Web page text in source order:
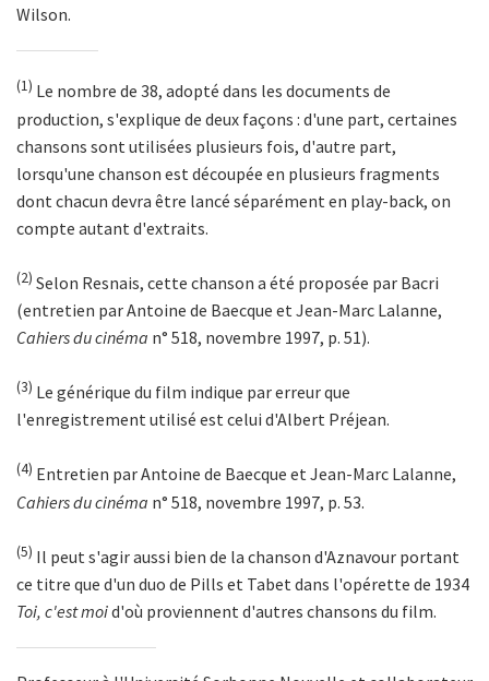
Wilson.
(1) Le nombre de 38, adopté dans les documents de
production, s'explique de deux façons : d'une part, certaines
chansons sont utilisées plusieurs fois, d'autre part,
lorsqu'une chanson est découpée en plusieurs fragments
dont chacun devra être lancé séparément en play-back, on
compte autant d'extraits.
(2) Selon Resnais, cette chanson a été proposée par Bacri
(entretien par Antoine de Baecque et Jean-Marc Lalanne,
Cahiers du cinéma n° 518, novembre 1997, p. 51).
(3) Le générique du film indique par erreur que
l'enregistrement utilisé est celui d'Albert Préjean.
(4) Entretien par Antoine de Baecque et Jean-Marc Lalanne,
Cahiers du cinéma n° 518, novembre 1997, p. 53.
(5) Il peut s'agir aussi bien de la chanson d'Aznavour portant
ce titre que d'un duo de Pills et Tabet dans l'opérette de 1934
Toi, c'est moid'où proviennent d'autres chansons du film.